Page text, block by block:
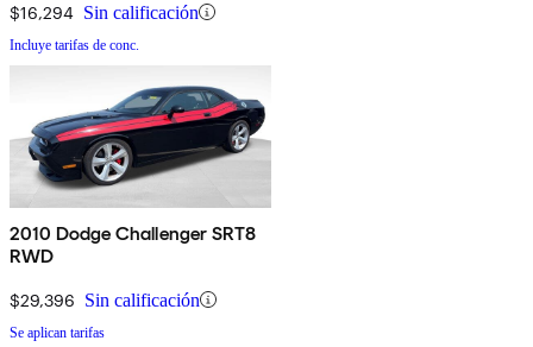
$16,294 Sin calificación
Incluye tarifas de conc.
2010 Dodge Challenger SRT8
RWD
$29,396 Sin calificación
Se aplican tarifas